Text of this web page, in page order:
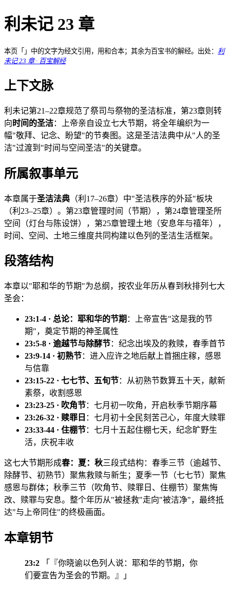
利未记 23 章
本页「」中的文字为经文引用，用和合本；其余为百宝书的解经。出处： 利
未记 23 章 · 百宝解经
上下文脉
利未记第21–22章规范了祭司与祭物的圣洁标准，第23章则转
向 时间的圣洁：上帝亲自设立七大节期，将全年编织为一
幅"敬拜、记念、盼望"的节奏图。这是圣洁法典中从"人的圣
洁"过渡到"时间与空间圣洁"的关键章。
所属叙事单元
本章属于圣洁法典 （利17–26章）中"圣洁秩序的外延"板块
（利23–25章）。第23章管理时间（节期），第24章管理圣所
空间（灯台与陈设饼），第25章管理土地（安息年与禧年），
时间、空间、土地三维度共同构建以色列的圣洁生活框架。
段落结构
本章以"耶和华的节期"为总纲，按农业年历从春到秋排列七大
圣会：
23:1-4 · 总论：耶和华的节期 ：上帝宣告"这是我的节
期"，奠定节期的神圣属性
23:5-8 · 逾越节与除酵节：纪念出埃及的救赎，春季首节
23:9-14 · 初熟节：进入应许之地后献上首捆庄稼，感恩
与信靠
23:15-22 · 七七节、五旬节：从初熟节数算五十天，献新
素祭，收割感恩
23:23-25 · 吹角节：七月初一吹角，开启秋季节期序幕
23:26-32 · 赎罪日 ：七月初十全民刻苦己心，年度大赎罪
23:33-44 · 住棚节：七月十五起住棚七天，纪念旷野生
活，庆祝丰收
这七大节期形成春：夏：秋三段式结构：春季三节（逾越节、
除酵节、初熟节）聚焦救赎与新生；夏季一节（七七节）聚焦
感恩与群体；秋季三节（吹角节、赎罪日、住棚节）聚焦悔
改、赎罪与安息。整个年历从"被拯救"走向"被洁净"，最终抵
达"与上帝同住"的终极画面。
本章钥节
23:2 「『你晓谕以色列人说：耶和华的节期，你
们要宣告为圣会的节期。』」